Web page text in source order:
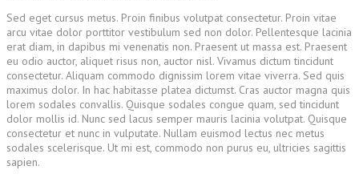
Sed eget cursus metus. Proin finibus volutpat consectetur. Proin vitae
arcu vitae dolor porttitor vestibulum sed non dolor. Pellentesque lacinia
erat diam, in dapibus mi venenatis non. Praesent ut massa est. Praesent
eu odio auctor, aliquet risus non, auctor nisl. Vivamus dictum tincidunt
consectetur. Aliquam commodo dignissim lorem vitae viverra. Sed quis
maximus dolor. In hac habitasse platea dictumst. Cras auctor magna quis
lorem sodales convallis. Quisque sodales congue quam, sed tincidunt
dolor mollis id. Nunc sed lacus semper mauris lacinia volutpat. Quisque
consectetur et nunc in vulputate. Nullam euismod lectus nec metus
sodales scelerisque. Ut mi est, commodo non purus eu, ultricies sagittis
sapien.